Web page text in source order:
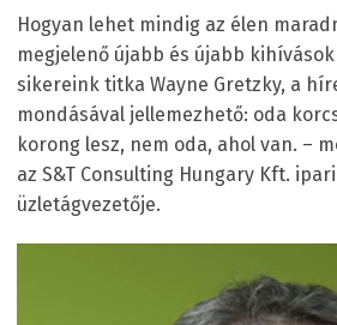
Hogyan lehet mindig az élen
megjelenő újabb és újabb
sikereink titka Wayne Gretzky, a
mondásával jellemezhető: oda
korong lesz, nem oda, ahol van. –
az S&T Consulting Hungary Kft.
üzletágvezetője.